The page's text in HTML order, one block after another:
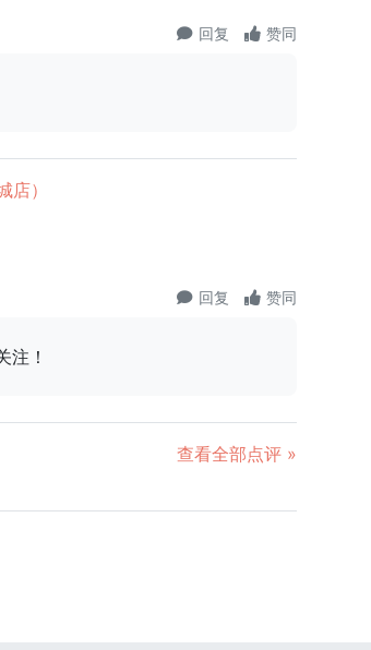
回复 赞同
）
回复 赞同
注！
查看全部点评 »